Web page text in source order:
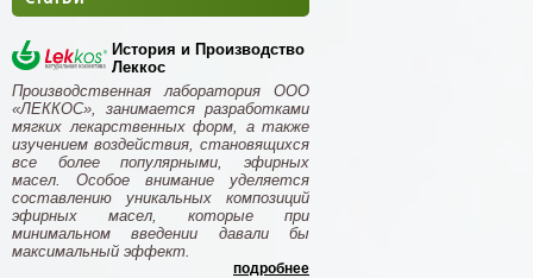
История и Производство
Леккос
Производственная лаборатория ООО
«ЛЕККОС», занимается разработками
мягких лекарственных форм, а также
изучением воздействия, становящихся
все более популярными, эфирных
масел. Особое внимание уделяется
составлению уникальных композиций
эфирных масел, которые при
минимальном введении давали бы
максимальный эффект.
подробнее